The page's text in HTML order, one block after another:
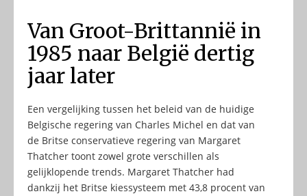
Van Groot-Brittannië in
1985 naar België dertig
jaar later
Een vergelijking tussen het beleid van de huidige
Belgische regering van Charles Michel en dat van
de Britse conservatieve regering van Margaret
Thatcher toont zowel grote verschillen als
gelijklopende trends. Margaret Thatcher had
dankzij het Britse kiessysteem met 43,8 procent van